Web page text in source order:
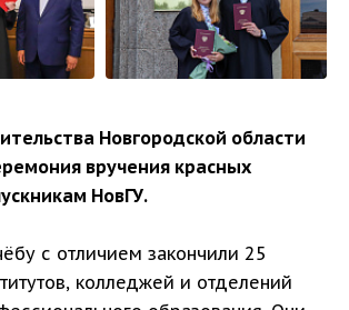
Новгородской области
вручения красных
НовГУ.
с отличием закончили 25
колледжей и отделений